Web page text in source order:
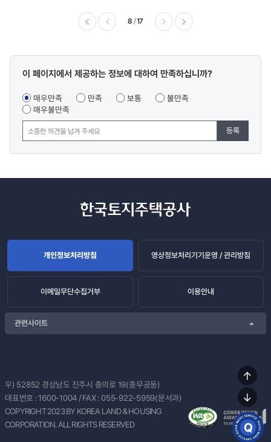
8 17
콘텐츠
조사
이 페이지에서 제공하는 정보에 대하여 만족하십니까?
매우만족 만족 보통
불만족
매우불만족
등록
개인정보처리방침 영상정보처리기기운영 / 관리방침
이메일무단수집거부 이용안내
관련사이트
우) 52852 경상남도 진주시 충의로 19(충무공동)
대표번호 :1600-1004 / FAX : 055-922-5959(문서과)
COPYRIGHT 2023 BY KOREA LAND & HOUSING
CORPORATION. ALL RIGHTS RESERVED
상단
이동
하단
이동